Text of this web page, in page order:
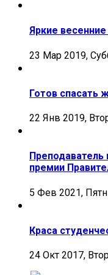
Яркие
23 Мар 2019,
Готов спасать
22 Янв 2019,
Преподаватель
премии
5 Фев 2021,
Краса
24 Окт 2017,